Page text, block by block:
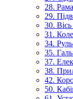
28.
29.
30.
31.
34.
35.
37.
38.
42.
50.